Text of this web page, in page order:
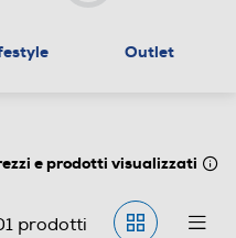
Outlet
e prodotti visualizzati
prodotti